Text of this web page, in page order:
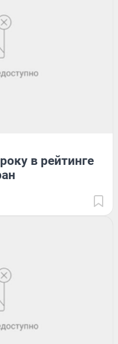
в рейтинге